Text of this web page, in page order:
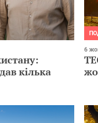
кілька
6